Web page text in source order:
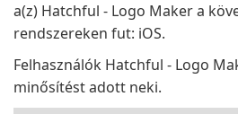
a(z) Hatchful - Logo Maker a
rendszereken fut: iOS.
Felhasználók Hatchful - Logo
minősítést adott neki.